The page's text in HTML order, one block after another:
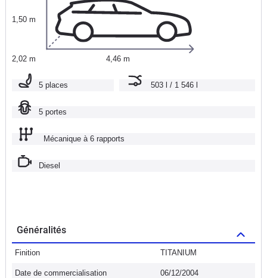
1,50 m
2,02 m 4,46 m
5 places 503 l / 1 546 l
5 portes
Mécanique à 6 rapports
Diesel
Généralités
Finition TITANIUM
Date de commercialisation 06/12/2004